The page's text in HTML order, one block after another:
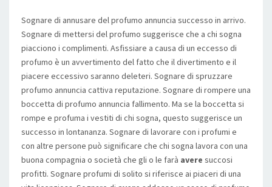
Sognare di annusare del profumo annuncia successo in arrivo.
Sognare di mettersi del profumo suggerisce che a chi sogna
piacciono i complimenti. Asfissiare a causa di un eccesso di
profumo è un avvertimento del fatto che il divertimento e il
piacere eccessivo saranno deleteri. Sognare di spruzzare
profumo annuncia cattiva reputazione. Sognare di rompere una
boccetta di profumo annuncia fallimento. Ma se la boccetta si
rompe e profuma i vestiti di chi sogna, questo suggerisce un
successo in lontananza. Sognare di lavorare con i profumi e
con altre persone può significare che chi sogna lavora con una
buona compagnia o società che gli o le farà avere succosi
profitti. Sognare profumi di solito si riferisce ai piaceri di una